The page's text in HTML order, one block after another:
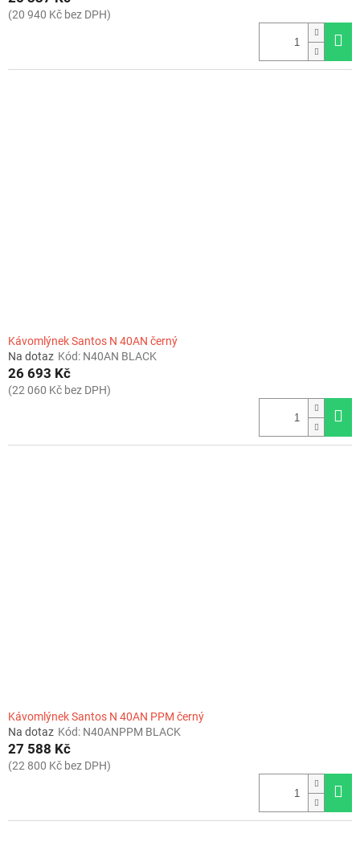
(20 940 Kč bez DPH)
Kávomlýnek Santos N 40AN černý
Na dotaz Kód: N40AN BLACK
26 693 Kč
(22 060 Kč bez DPH)
Kávomlýnek Santos N 40AN PPM černý
Na dotaz Kód: N40ANPPM BLACK
27 588 Kč
(22 800 Kč bez DPH)